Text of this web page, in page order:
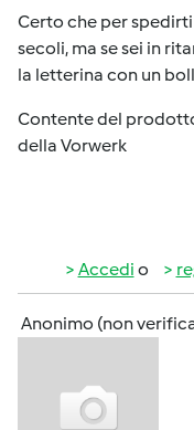
Certo che per
secoli, ma se sei in
la letterina con un
Contente del
della Vorwerk
Accedi o
Anonimo (non